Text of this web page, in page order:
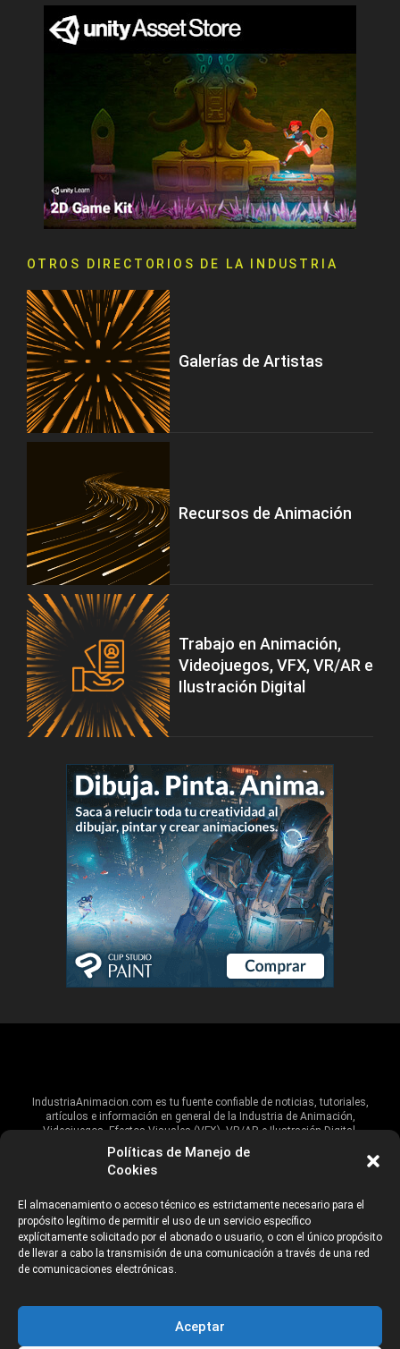
Políticas de Manejo de
Cookies
El almacenamiento o acceso técnico es estrictamente necesario para el
propósito legítimo de permitir el uso de un servicio específico
explícitamente solicitado por el abonado o usuario, o con el único propósito
de llevar a cabo la transmisión de una comunicación a través de una red
de comunicaciones electrónicas.
Aceptar
OTROS DIRECTORIOS DE LA INDUSTRIA
Galerías de Artistas
Recursos de Animación
Trabajo en Animación,
Videojuegos, VFX, VR/AR e
Ilustración Digital
IndustriaAnimacion.com es tu fuente confiable de noticias, tutoriales,
artículos e información en general de la Industria de Animación,
Videojuegos, Efectos Visuales (VFX), VR/AR e Ilustración Digital.
Hablamos de estas industrias y su alcance global, pero damos un énfasis
especial al talento, estudios, escuelas, eventos y organizaciones que
ANUNCIANTES AVISO DE PRIVACIDAD
©2026 Industria Networks